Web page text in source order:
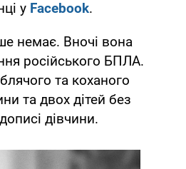
у Facebook.
немає. Вночі вона
російського БПЛА.
та коханого
та двох дітей без
дівчини.